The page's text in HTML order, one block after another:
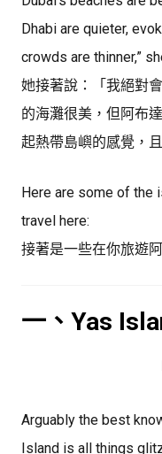
Dhabi are quieter,
crowds are thinner,”
她接著說：「我絕對
的海灘很美，但阿布
起熱帶島嶼的感覺，
Here are some of the
travel here:
接著是一些在你旅遊
一、Yas
Arguably the best
Island is all things